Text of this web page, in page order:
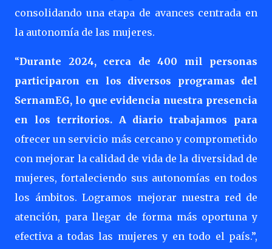
consolidando una etapa de avances centrada en
la autonomía de las mujeres.
“Durante 2024, cerca de 400 mil personas
participaron en los diversos programas del
SernamEG, lo que evidencia nuestra presencia
en los territorios. A diario trabajamos para
ofrecer un servicio más cercano y comprometido
con mejorar la calidad de vida de la diversidad de
mujeres, fortaleciendo sus autonomías en todos
los ámbitos. Logramos mejorar nuestra red de
atención, para llegar de forma más oportuna y
efectiva a todas las mujeres y en todo el país.”,